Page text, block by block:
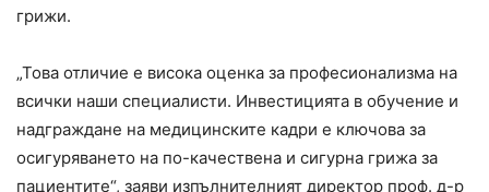
грижи.
„Това отличие е висока оценка за професионализма на
всички наши специалисти. Инвестицията в обучение и
надграждане на медицинските кадри е ключова за
осигуряването на по-качествена и сигурна грижа за
пациентите“, заяви изпълнителният директор проф. д-р